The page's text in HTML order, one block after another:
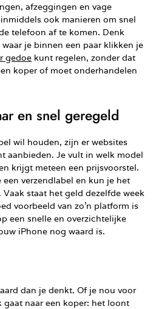
afzeggingen en vage
ook manieren om snel
telefoon af te komen. Denk
je binnen een paar klikken je
gedoe kunt regelen, zonder dat
koper of moet onderhandelen
en snel geregeld
wil houden, zijn er websites
aanbieden. Je vult in welk model
krijgt meteen een prijsvoorstel.
verzendlabel en kun je het
staat het geld dezelfde week
voorbeeld van zo’n platform is
een snelle en overzichtelijke
iPhone nog waard is.
dan je denkt. Of je nou voor
gaat naar een koper: het loont